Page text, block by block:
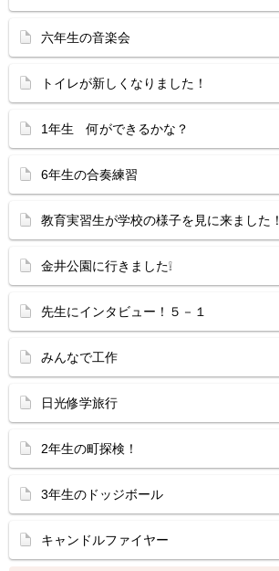
六年生の音楽会
トイレが新しくなりました！
1年生 何ができるかな？
6年生の合奏練習
教育実習生が学校の様子を見に来ました！
金井公園に行きました❕
先生にインタビュー！５－１
みんなで工作
日光修学旅行
2年生の町探検！
3年生のドッジボール
キャンドルファイヤー